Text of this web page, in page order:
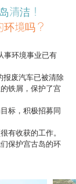
清洁！
环境吗？
事环境事业已有
报废汽车已被清除
铁屑，保护了宫
标，积极招募同
有收获的工作。
保护宫古岛的环